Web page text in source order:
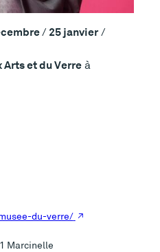
/ 25 janvier/
Arts et du Verreà
du-verre/
Marcinelle